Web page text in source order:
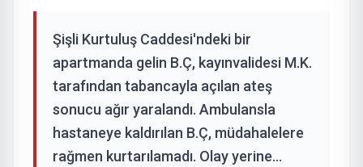
Şişli Kurtuluş Caddesi'ndeki bir
apartmanda gelin B.Ç, kayınvalidesi M.K.
tarafından tabancayla açılan ateş
sonucu ağır yaralandı. Ambulansla
hastaneye kaldırılan B.Ç, müdahalelere
rağmen kurtarılamadı. Olay yerine...